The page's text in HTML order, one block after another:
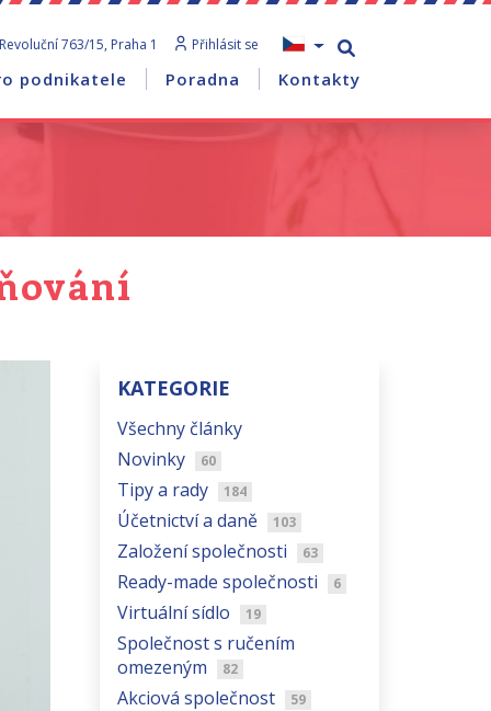
Revoluční 763/15, Praha 1 Přihlásit se
podnikatele Poradna Kontakty
KATEGORIE
Všechny články
Novinky
60
Tipy a rady 184
Účetnictví a daně 103
Založení společnosti 63
Ready-made společnosti 6
Virtuální sídlo 19
Společnost s ručením
omezeným
82
Akciová společnost 59